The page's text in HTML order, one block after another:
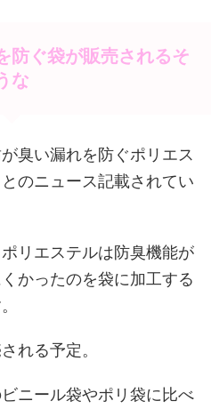
防ぐ袋が販売されるそ
な
臭い漏れを防ぐポリエス
のニュース記載されてい
リエステルは防臭機能が
かったのを袋に加工する
れる予定。
ニール袋やポリ袋に比べ